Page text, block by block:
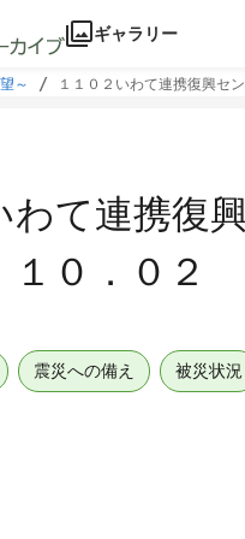
ギャラリー
～ １１０２いわて連携復興セ
わて連携復
１０．０２
震災への備え 被災状況